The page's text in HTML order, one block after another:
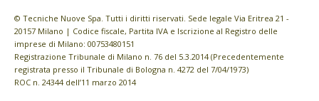
© Tecniche Nuove Spa. Tutti i diritti riservati. Sede legale Via Eritrea 21 -
20157 Milano | Codice fiscale, Partita IVA e Iscrizione al Registro delle
imprese di Milano: 00753480151
Registrazione Tribunale di Milano n. 76 del 5.3.2014 (Precedentemente
registrata presso il Tribunale di Bologna n. 4272 del 7/04/1973)
ROC n. 24344 dell’11 marzo 2014